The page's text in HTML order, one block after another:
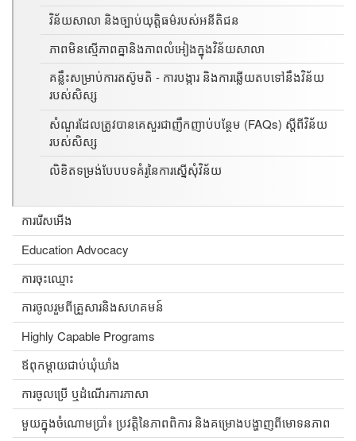
វិន័យសាលា និងច្បាប់យុត្តិធម៌របស់អនីតិជន
ភាពមិនស្មើភាពគ្នានិងភាពលំអៀងក្នុងវិន័យសាលា
គន្លឹះសម្រាប់ការតស៊ូមតិ - ការបង្ការ និងការឆ្លើយតបទៅនឹងវិន័យ
របស់សិស្ស
សំណួរដែលត្រូវបានគេសួរជាញឹកញាប់បន្ថែម (FAQs) ស្តីពីវិន័យ
របស់សិស្ស
លិខិតទម្រង់បែបបទគំរូនៃការស្នើសុំវិន័យ
ការរើសអើង
Education Advocacy
ការចុះឈ្មោះ
ការចូលរួមពីគ្រួសារនិងសហគមន៍
Highly Capable Programs
ឪពុកម្តាយជាប់ឃុំឃាំង
ការចូលប្រើ ឬដំណើរការភាសា
មួយក្នុងចំណោមប្រាំ៖ ប្រវត្តិនៃភាពពិការ និងគម្រោងបង្ហាញពីមោទនភាព